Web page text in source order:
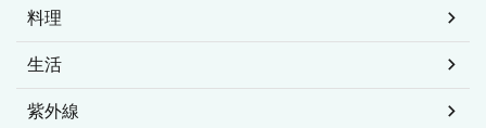
料理
生活
紫外線